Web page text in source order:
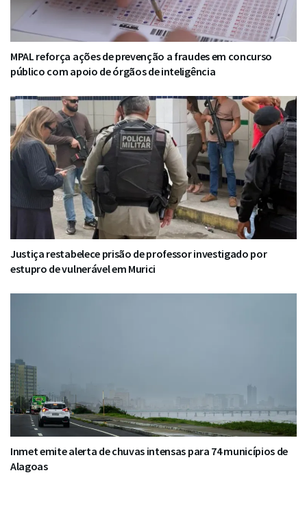
MPAL reforça ações de prevenção a fraudes em concurso
público com apoio de órgãos de inteligência
Justiça restabelece prisão de professor investigado por
estupro de vulnerável em Murici
Inmet emite alerta de chuvas intensas para 74 municípios de
Alagoas